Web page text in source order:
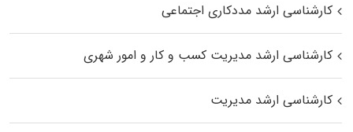
کارشناسی ارشد مددکاری اجتماعی
کارشناسی ارشد مدیریت کسب و کار و امور شهری
کارشناسی ارشد مدیریت